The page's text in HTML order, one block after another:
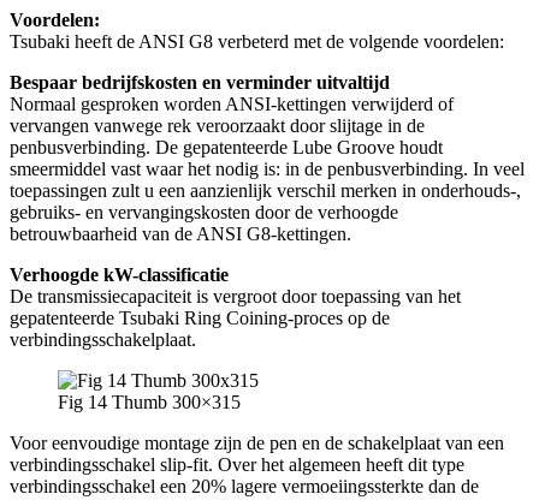
Voordelen:
Tsubaki heeft de ANSI G8 verbeterd met de volgende voordelen:
Bespaar bedrijfskosten en verminder uitvaltijd
Normaal gesproken worden ANSI-kettingen verwijderd of
vervangen vanwege rek veroorzaakt door slijtage in de
penbusverbinding. De gepatenteerde Lube Groove houdt
smeermiddel vast waar het nodig is: in de penbusverbinding. In veel
toepassingen zult u een aanzienlijk verschil merken in onderhouds-,
gebruiks- en vervangingskosten door de verhoogde
betrouwbaarheid van de ANSI G8-kettingen.
Verhoogde kW-classificatie
De transmissiecapaciteit is vergroot door toepassing van het
gepatenteerde Tsubaki Ring Coining-proces op de
verbindingsschakelplaat.
Fig 14 Thumb 300×315
Voor eenvoudige montage zijn de pen en de schakelplaat van een
verbindingsschakel slip-fit. Over het algemeen heeft dit type
verbindingsschakel een 20% lagere vermoeiingssterkte dan de